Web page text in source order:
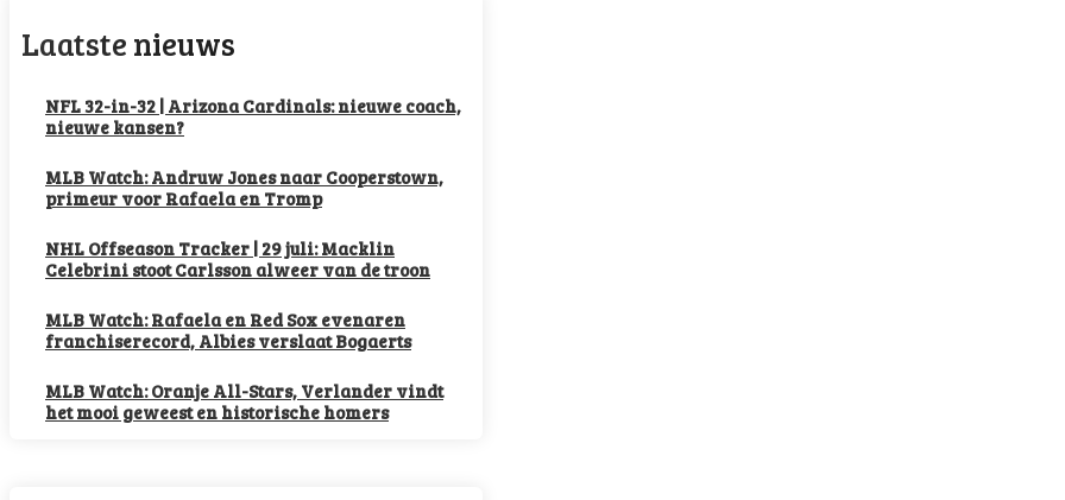
Laatste nieuws
NFL 32-in-32 | Arizona Cardinals: nieuwe coach,
nieuwe kansen?
MLB Watch: Andruw Jones naar Cooperstown,
primeur voor Rafaela en Tromp
NHL Offseason Tracker | 29 juli: Macklin
Celebrini stoot Carlsson alweer van de troon
MLB Watch: Rafaela en Red Sox evenaren
franchiserecord, Albies verslaat Bogaerts
MLB Watch: Oranje All-Stars, Verlander vindt
het mooi geweest en historische homers